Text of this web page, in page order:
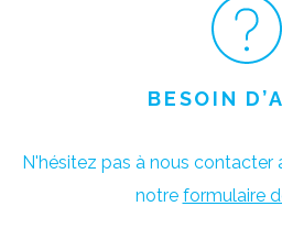
BESOIN
N'hésitez pas à nous contacter
notre formulaire